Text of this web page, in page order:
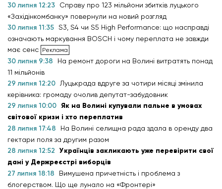
30 липня 12:23
Справу про 123 мільйони збитків луцького
«Західінкомбанку» повернули на новий розгляд
30 липня 11:35 S3, S4 чи S5 High Performance: що насправді
означають маркування BOSCH і чому переплата не завжди
має сенс
30 липня 9:38
На ремонт дороги на Волині витратять понад
11 мільйонів
29 липня 12:20
Луцькрада вдруге за чотири місяці змінила
керівника: громаду очолив депутат-забудовник
29 липня 10:00 Як на Волині купували пальне в умовах
світової кризи і хто переплатив
28 липня 17:48
На Волині селищна рада здала в оренду два
гектари поля за другим разом
28 липня 12:52 Українців закликають уже перевірити свої
дані у Держреєстрі виборців
27 липня 18:18
Вимушена причетність і проблема з
блогерством. Що ще лунало на «Фронтері»